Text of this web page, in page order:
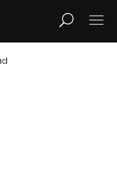
LIFESTYLE